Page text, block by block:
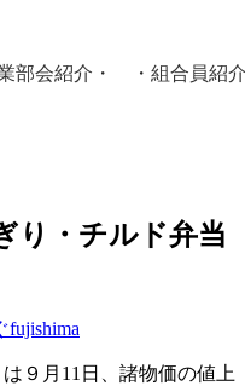
部会紹介 ・ ・ 組合員紹
省・厚生労働省 認可
り・チルド弁当
fujishima
９月11日、諸物価の値上